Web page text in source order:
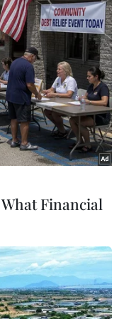
Vietnam+)
Chăm
Financial